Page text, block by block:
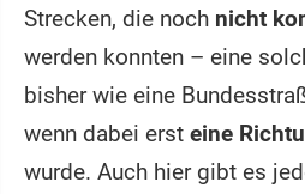
Strecken, die noch nicht
werden konnten – eine
bisher wie eine
wenn dabei erst eine
wurde. Auch hier gibt es